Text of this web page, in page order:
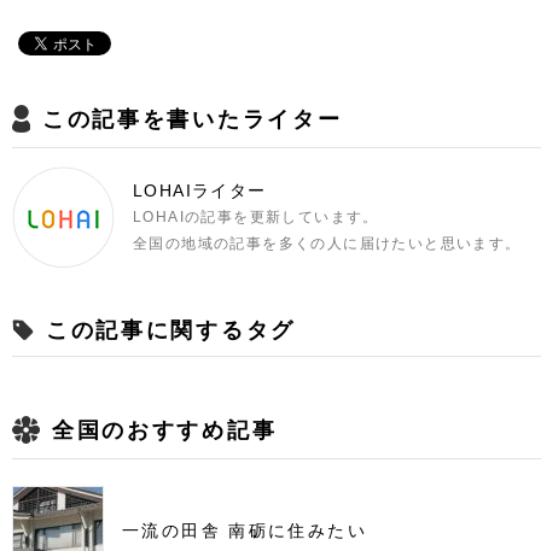
この記事を書いたライター
LOHAIライター
LOHAIの記事を更新しています。
全国の地域の記事を多くの人に届けたいと思います。
この記事に関するタグ
全国のおすすめ記事
一流の田舎 南砺に住みたい